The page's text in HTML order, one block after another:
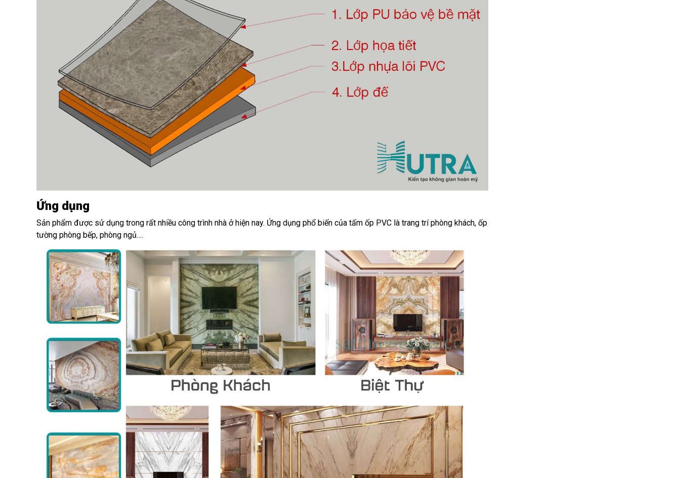
Ứng dụng
Sản phẩm được sử dụng trong rất nhiều công trình nhà ở hiện nay. Ứng dụng phổ biến của tấm ốp PVC là trang trí phòng khách, ốp
tường phòng bếp, phòng ngủ….